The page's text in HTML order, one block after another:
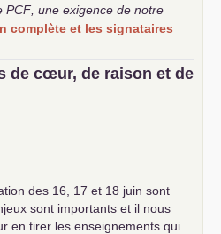
PCF , une exigence de notre
complète et les signataires
de cœur, de raison et de
des 16, 17 et 18 juin sont
sont importants et il nous
en tirer les enseignements qui